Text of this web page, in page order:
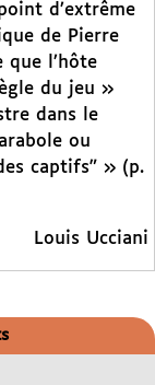
d’extrême
de Pierre
que l’hôte
du jeu »
dans le
ou
captifs" » (p.
Louis Ucciani